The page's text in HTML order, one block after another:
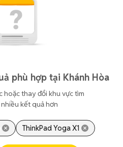
phù hợp tại Khánh Hòa
hoặc thay đổi khu vực tìm
kết quả hơn
ThinkPad Yoga X1